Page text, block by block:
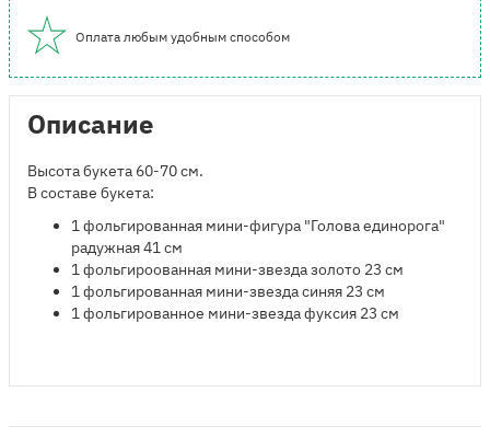
Оплата любым удобным способом
Описание
Высота букета 60-70 см.
В составе букета:
1 фольгированная мини-фигура "Голова единорога"
радужная 41 см
1 фольгироованная мини-звезда золото 23 см
1 фольгированная мини-звезда синяя 23 см
1 фольгированное мини-звезда фуксия 23 см